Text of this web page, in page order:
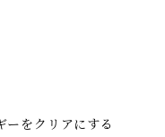
ーをクリアにする